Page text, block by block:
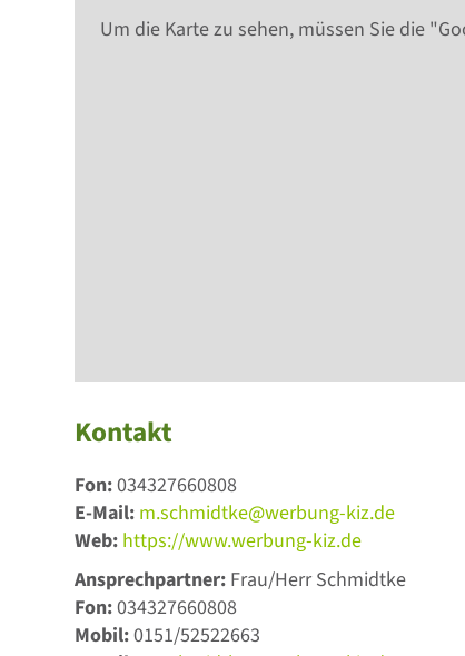
Um die Karte zu sehen, müssen Sie die
Kontakt
Fon:034327660808
E-Mail: m.schmidtke@werbung-kiz.de
Web: https://www.werbung-kiz.de
Ansprechpartner: Frau/Herr Schmidtke
Fon:034327660808
Mobil:0151/52522663